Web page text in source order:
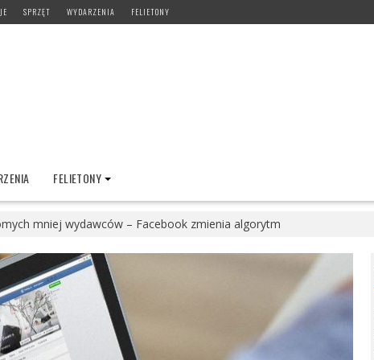
SPRZĘT WYDARZENIA FELIETONY
FELIETONY
mniej wydawców – Facebook zmienia algorytm